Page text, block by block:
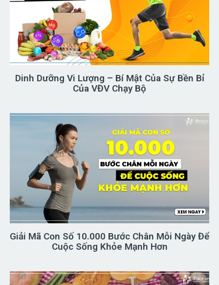
Dinh Dưỡng Vi Lượng – Bí Mật Của Sự Bền Bỉ
Của VĐV Chạy Bộ
Giải Mã Con Số 10.000 Bước Chân Mỗi Ngày Để
Cuộc Sống Khỏe Mạnh Hơn